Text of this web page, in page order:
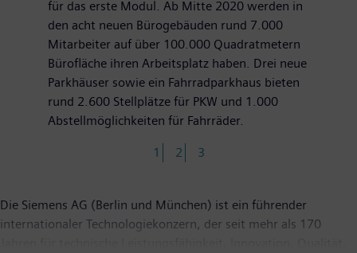
für das erste Modul. Ab Mitte 2020 werden in
den acht neuen Bürogebäuden rund 7.000
Mitarbeiter auf über 100.000 Quadratmetern
Bürofläche ihren Arbeitsplatz haben. Drei neue
Parkhäuser sowie ein Fahrradparkhaus bieten
rund 2.600 Stellplätze für PKW und 1.000
Abstellmöglichkeiten für Fahrräder.
1 2 3
Die Siemens AG (Berlin und München) ist ein führender
internationaler Technologiekonzern, der seit mehr als 170